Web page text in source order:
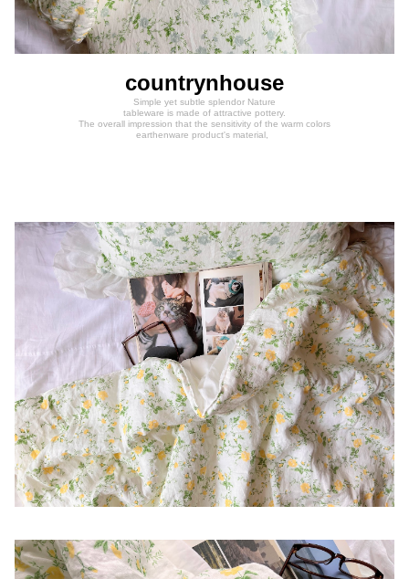
countrynhouse
Simple yet subtle splendor Nature
tableware is made of attractive pottery.
The overall impression that the sensitivity of the warm colors
earthenware product's material,